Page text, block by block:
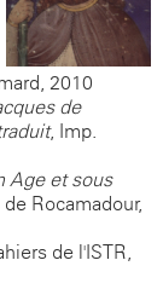
2010
de
, Imp.
Age et sous
Rocamadour,
de l'ISTR,